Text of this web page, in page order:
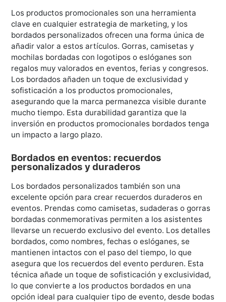
Los productos promocionales son una herramienta
clave en cualquier estrategia de marketing, y los
bordados personalizados ofrecen una forma única de
añadir valor a estos artículos. Gorras, camisetas y
mochilas bordadas con logotipos o eslóganes son
regalos muy valorados en eventos, ferias y congresos.
Los bordados añaden un toque de exclusividad y
sofisticación a los productos promocionales,
asegurando que la marca permanezca visible durante
mucho tiempo. Esta durabilidad garantiza que la
inversión en productos promocionales bordados tenga
un impacto a largo plazo.
Bordados en eventos: recuerdos
personalizados y duraderos
Los bordados personalizados también son una
excelente opción para crear recuerdos duraderos en
eventos. Prendas como camisetas, sudaderas o gorras
bordadas conmemorativas permiten a los asistentes
llevarse un recuerdo exclusivo del evento. Los detalles
bordados, como nombres, fechas o eslóganes, se
mantienen intactos con el paso del tiempo, lo que
asegura que los recuerdos del evento perduren. Esta
técnica añade un toque de sofisticación y exclusividad,
lo que convierte a los productos bordados en una
opción ideal para cualquier tipo de evento, desde bodas